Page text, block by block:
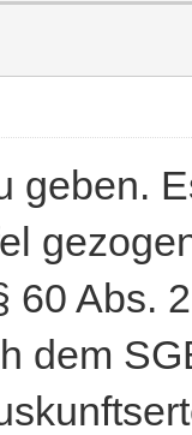
geben.
60 Abs.
dem